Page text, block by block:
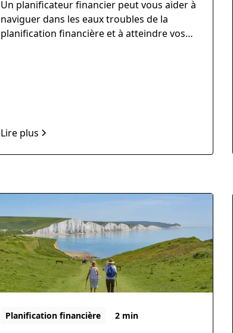
Un planificateur financier peut vous aider à
naviguer dans les eaux troubles de la
planification financière et à atteindre vos
Lire plus
Planification financière 2 min